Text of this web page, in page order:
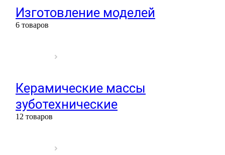
Изготовление моделей
6 товаров
Керамические массы
зуботехнические
12 товаров